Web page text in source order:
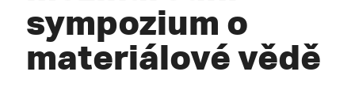
sympozium o
materiálové vědě